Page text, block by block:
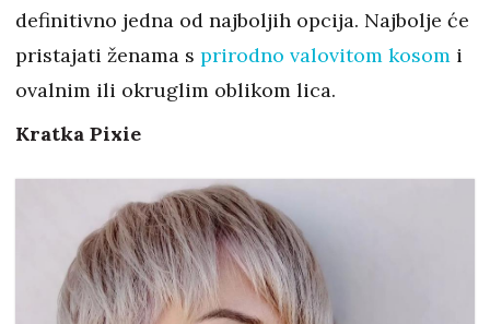
definitivno jedna od najboljih opcija. Najbolje će
pristajati ženama s prirodno valovitom kosom i
ovalnim ili okruglim oblikom lica.
Kratka Pixie